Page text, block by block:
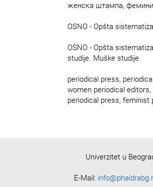
женска штампа,
OSNO - Opšta
OSNO - Opšta
studije. Muške studije
periodical press,
women periodical editors,
periodical press, feminist
Univerzitet u
E-Mail: